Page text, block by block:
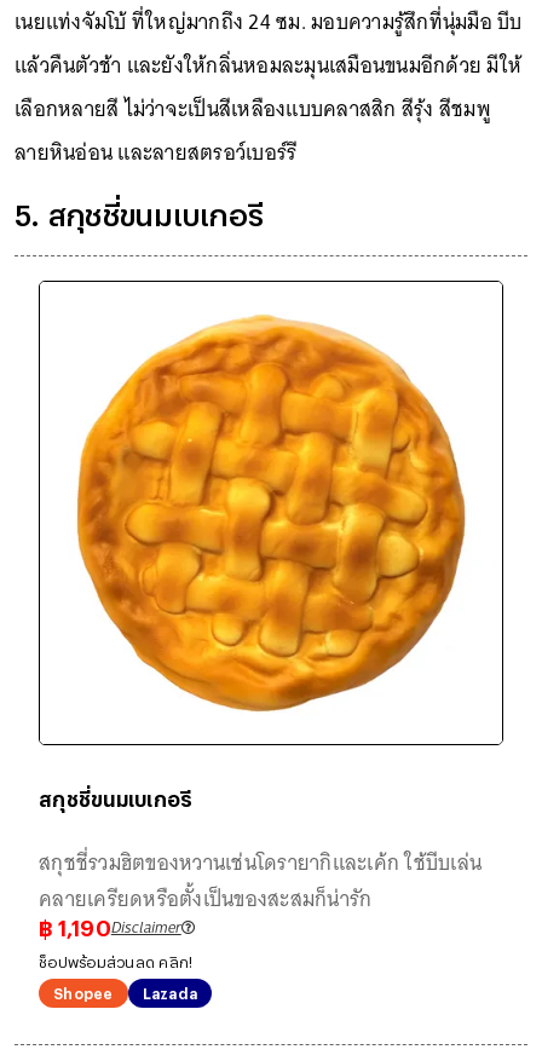
เนยแท่งจัมโบ้ ที่ใหญ่มากถึง 24 ซม. มอบความรู้สึกที่นุ่มมือ บีบ
แล้วคืนตัวช้า และยังให้กลิ่นหอมละมุนเสมือนขนมอีกด้วย มีให้
เลือกหลายสี ไม่ว่าจะเป็นสีเหลืองแบบคลาสสิก สีรุ้ง สีชมพู
ลายหินอ่อน และลายสตรอว์เบอร์รี
5. สกุชชี่ขนมเบเกอรี
สกุชชี่ขนมเบเกอรี
สกุชชี่รวมฮิตของหวานเช่นโดรายากิและเค้ก ใช้บีบเล่น
คลายเครียดหรือตั้งเป็นของสะสมก็น่ารัก
฿ 1,190Disclaimer
ช็อปพร้อมส่วนลด คลิก!
Shopee
Lazada